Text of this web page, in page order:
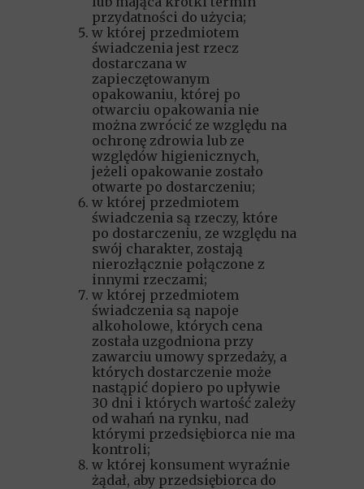
przydatności do użycia;
w której przedmiotem
świadczenia jest rzecz
dostarczana w
zapieczętowanym
opakowaniu, której po
otwarciu opakowania nie
można zwrócić ze względu na
ochronę zdrowia lub ze
względów higienicznych,
jeżeli opakowanie zostało
otwarte po dostarczeniu;
w której przedmiotem
świadczenia są rzeczy, które
po dostarczeniu, ze względu na
swój charakter, zostają
nierozłącznie połączone z
innymi rzeczami;
w której przedmiotem
świadczenia są napoje
alkoholowe, których cena
została uzgodniona przy
zawarciu umowy sprzedaży, a
których dostarczenie może
nastąpić dopiero po upływie
30 dni i których wartość zależy
od wahań na rynku, nad
którymi przedsiębiorca nie ma
kontroli;
w której konsument wyraźnie
żądał, aby przedsiębiorca do